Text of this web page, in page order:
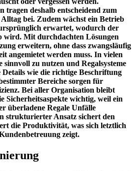
tragen deshalb entscheidend zum
bei. Zudem wächst ein Betrieb
erwartet, wodurch der
wird. Mit durchdachten Lösungen
erweitern, ohne dass zwangsläufig
angemietet werden muss. In vielen
sinnvoll zu nutzen und Regalsysteme
Details wie die richtige Beschriftung
Bereiche sorgen für
Bei aller Organisation bleibt
Sicherheitsaspekte wichtig, weil ein
überladene Regale Unfälle
strukturierter Ansatz sichert den
die Produktivität, was sich letztlich
zeigt.